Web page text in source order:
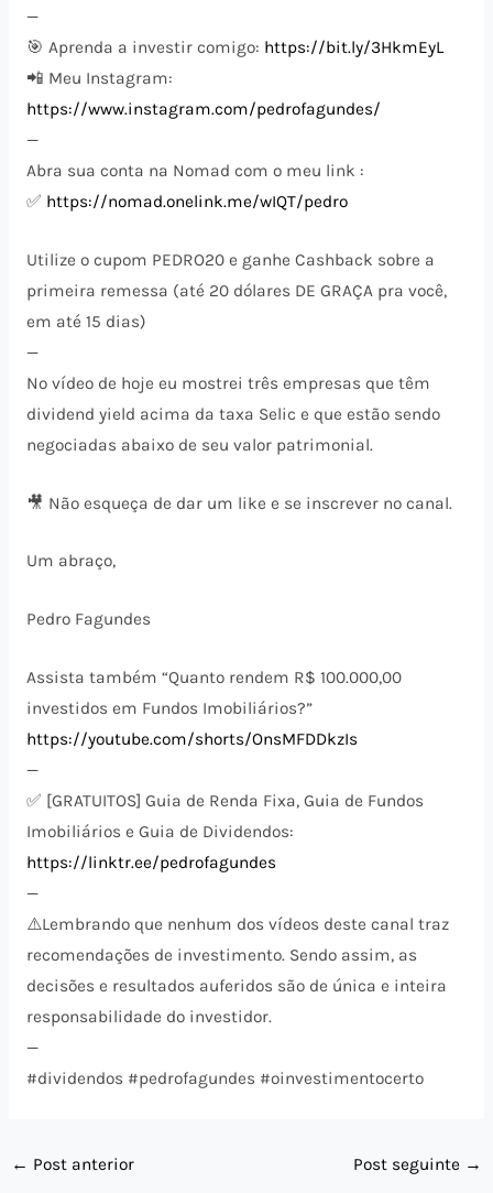
—
🎯 Aprenda a investir comigo: https://bit.ly/3HkmEyL
📲 Meu Instagram:
https://www.instagram.com/pedrofagundes/
—
Abra sua conta na Nomad com o meu link :
✅ https://nomad.onelink.me/wIQT/pedro
Utilize o cupom PEDRO20 e ganhe Cashback sobre a
primeira remessa (até 20 dólares DE GRAÇA pra você,
em até 15 dias)
—
No vídeo de hoje eu mostrei três empresas que têm
dividend yield acima da taxa Selic e que estão sendo
negociadas abaixo de seu valor patrimonial.
🎥 Não esqueça de dar um like e se inscrever no canal.
Um abraço,
Pedro Fagundes
Assista também “Quanto rendem R$ 100.000,00
investidos em Fundos Imobiliários?”
https://youtube.com/shorts/OnsMFDDkzIs
—
✅ [GRATUITOS] Guia de Renda Fixa, Guia de Fundos
Imobiliários e Guia de Dividendos:
https://linktr.ee/pedrofagundes
—
⚠️​Lembrando que nenhum dos vídeos deste canal traz
recomendações de investimento. Sendo assim, as
decisões e resultados auferidos são de única e inteira
responsabilidade do investidor.
—
#dividendos #pedrofagundes #oinvestimentocerto
← Post anterior Post seguinte →